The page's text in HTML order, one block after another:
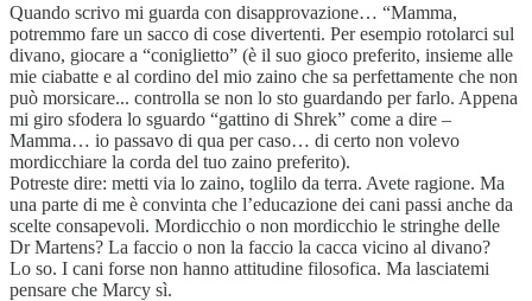
Quando scrivo mi guarda con disapprovazione… “Mamma,
potremmo fare un sacco di cose divertenti. Per esempio rotolarci sul
divano, giocare a “coniglietto” (è il suo gioco preferito, insieme alle
mie ciabatte e al cordino del mio zaino che sa perfettamente che non
può morsicare... controlla se non lo sto guardando per farlo. Appena
mi giro sfodera lo sguardo “gattino di Shrek” come a dire –
Mamma… io passavo di qua per caso… di certo non volevo
mordicchiare la corda del tuo zaino preferito).
Potreste dire: metti via lo zaino, toglilo da terra. Avete ragione. Ma
una parte di me è convinta che l’educazione dei cani passi anche da
scelte consapevoli. Mordicchio o non mordicchio le stringhe delle
Dr Martens? La faccio o non la faccio la cacca vicino al divano?
Lo so. I cani forse non hanno attitudine filosofica. Ma lasciatemi
pensare che Marcy sì.